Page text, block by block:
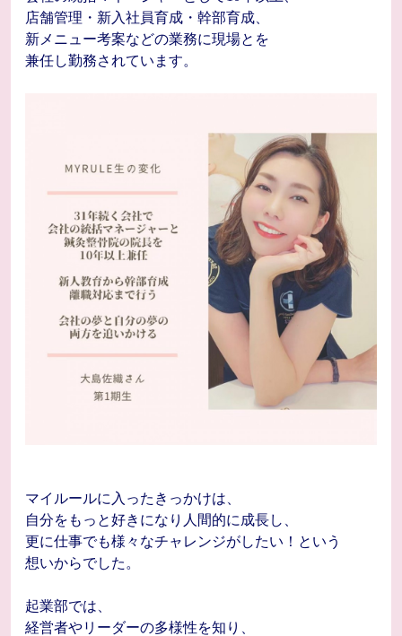
店舗管理・新入社員育成・幹部育成、
新メニュー考案などの業務に現場とを
兼任し勤務されています。
マイルールに入ったきっかけは、
自分をもっと好きになり人間的に成長し、
更に仕事でも様々なチャレンジがしたい！という
想いからでした。
起業部では、
経営者やリーダーの多様性を知り、